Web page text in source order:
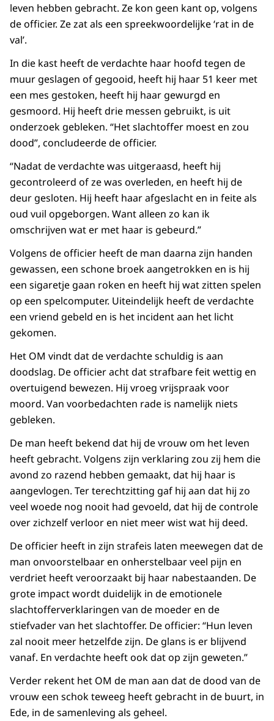
leven hebben gebracht. Ze kon geen kant op, volgens
de officier. Ze zat als een spreekwoordelijke ‘rat in de
val’.
In die kast heeft de verdachte haar hoofd tegen de
muur geslagen of gegooid, heeft hij haar 51 keer met
een mes gestoken, heeft hij haar gewurgd en
gesmoord. Hij heeft drie messen gebruikt, is uit
onderzoek gebleken. “Het slachtoffer moest en zou
dood”, concludeerde de officier.
“Nadat de verdachte was uitgeraasd, heeft hij
gecontroleerd of ze was overleden, en heeft hij de
deur gesloten. Hij heeft haar afgeslacht en in feite als
oud vuil opgeborgen. Want alleen zo kan ik
omschrijven wat er met haar is gebeurd.”
Volgens de officier heeft de man daarna zijn handen
gewassen, een schone broek aangetrokken en is hij
een sigaretje gaan roken en heeft hij wat zitten spelen
op een spelcomputer. Uiteindelijk heeft de verdachte
een vriend gebeld en is het incident aan het licht
gekomen.
Het OM vindt dat de verdachte schuldig is aan
doodslag. De officier acht dat strafbare feit wettig en
overtuigend bewezen. Hij vroeg vrijspraak voor
moord. Van voorbedachten rade is namelijk niets
gebleken.
De man heeft bekend dat hij de vrouw om het leven
heeft gebracht. Volgens zijn verklaring zou zij hem die
avond zo razend hebben gemaakt, dat hij haar is
aangevlogen. Ter terechtzitting gaf hij aan dat hij zo
veel woede nog nooit had gevoeld, dat hij de controle
over zichzelf verloor en niet meer wist wat hij deed.
De officier heeft in zijn strafeis laten meewegen dat de
man onvoorstelbaar en onherstelbaar veel pijn en
verdriet heeft veroorzaakt bij haar nabestaanden. De
grote impact wordt duidelijk in de emotionele
slachtofferverklaringen van de moeder en de
stiefvader van het slachtoffer. De officier: “Hun leven
zal nooit meer hetzelfde zijn. De glans is er blijvend
vanaf. En verdachte heeft ook dat op zijn geweten.”
Verder rekent het OM de man aan dat de dood van de
vrouw een schok teweeg heeft gebracht in de buurt, in
Ede, in de samenleving als geheel.